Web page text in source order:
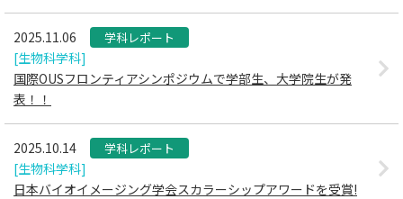
2025.11.06 学科レポート
[生物科学科]
国際OUSフロンティアシンポジウムで学部生、大学院生が発
表！！
2025.10.14 学科レポート
[生物科学科]
日本バイオイメージング学会スカラーシップアワードを受賞!